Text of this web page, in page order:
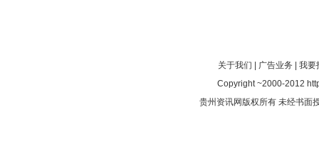
关于我们 广告业务
我要
Copyright ~2000-2012
贵州资讯网版权所有 未经书面